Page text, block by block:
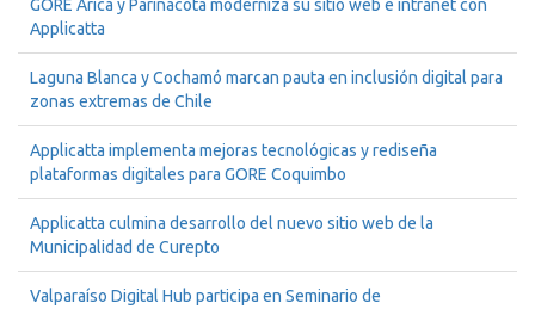
GORE Arica y Parinacota moderniza su sitio web e intranet con
Applicatta
Laguna Blanca y Cochamó marcan pauta en inclusión digital para
zonas extremas de Chile
Applicatta implementa mejoras tecnológicas y rediseña
plataformas digitales para GORE Coquimbo
Applicatta culmina desarrollo del nuevo sitio web de la
Municipalidad de Curepto
Valparaíso Digital Hub participa en Seminario de